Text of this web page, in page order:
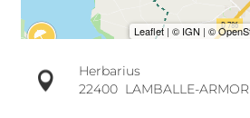
Herbarius
22400 LAMBALLE-ARMOR